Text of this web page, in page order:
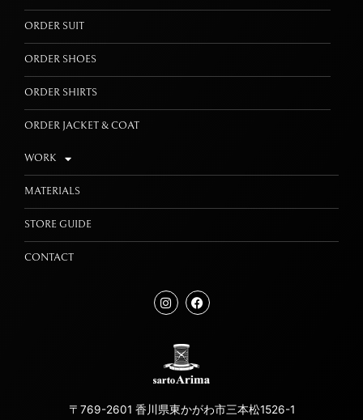
〒769-2601 香川県東かがわ市三本松1526-1
ORDER SUIT
ORDER SHOES
ORDER SHIRTS
ORDER JACKET & COAT
WORK
MATERIALS
STORE GUIDE
CONTACT